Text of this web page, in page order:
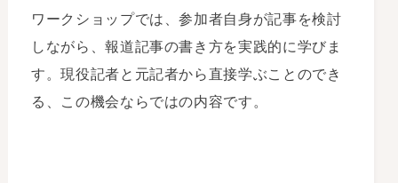
ワークショップでは、参加者自身が記事を検討
しながら、報道記事の書き方を実践的に学びま
す。現役記者と元記者から直接学ぶことのでき
る、この機会ならではの内容です。